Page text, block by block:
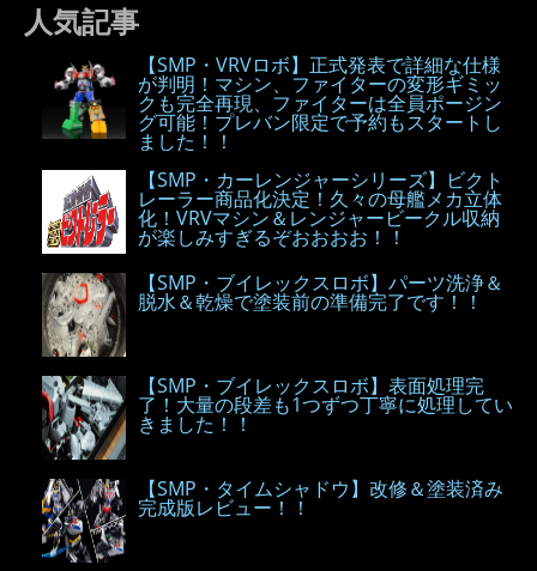
人気記事
【SMP・VRVロボ】正式発表で詳細な仕様
が判明！マシン、ファイターの変形ギミッ
クも完全再現、ファイターは全員ポージン
グ可能！プレバン限定で予約もスタートし
ました！！
【SMP・カーレンジャーシリーズ】ビクト
レーラー商品化決定！久々の母艦メカ立体
化！VRVマシン＆レンジャービークル収納
が楽しみすぎるぞおおおお！！
【SMP・ブイレックスロボ】パーツ洗浄＆
脱水＆乾燥で塗装前の準備完了です！！
【SMP・ブイレックスロボ】表面処理完
了！大量の段差も1つずつ丁寧に処理してい
きました！！
【SMP・タイムシャドウ】改修＆塗装済み
完成版レビュー！！